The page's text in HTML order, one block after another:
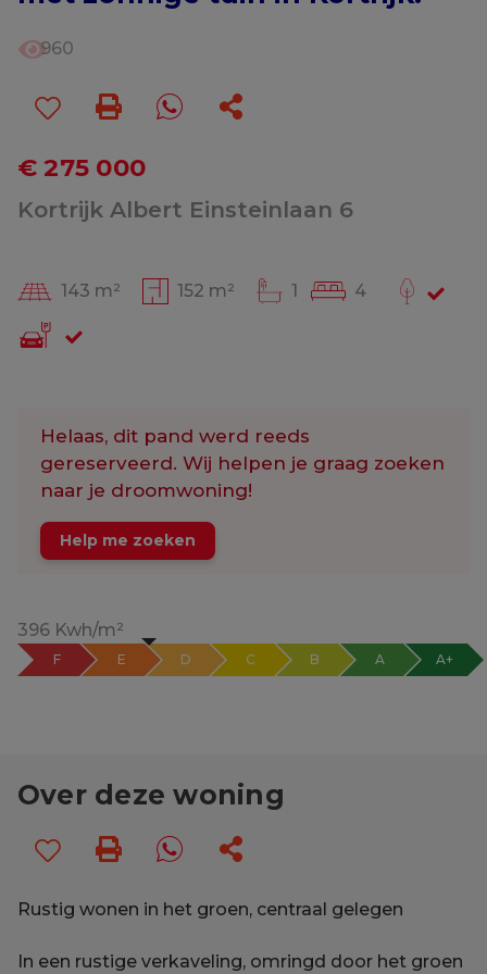
960
€ 275 000
Kortrijk Albert Einsteinlaan 6
143 m² 152 m² 1 4
Helaas, dit pand werd reeds
gereserveerd. Wij helpen je graag zoeken
naar je droomwoning!
Help me zoeken
396 Kwh/m²
F E D C B A A+
Over deze woning
Rustig wonen in het groen, centraal gelegen
In een rustige verkaveling, omringd door het groen